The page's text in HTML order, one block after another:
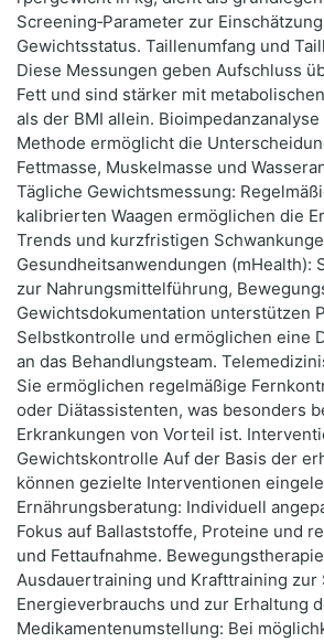
Screening‑Parameter zur
Gewichtsstatus. Taillenumfang und
Diese Messungen geben Aufschluss
Fett und sind stärker mit
als der BMI allein. Bioimpedanzanalyse
Methode ermöglicht die
Fettmasse, Muskelmasse und
Tägliche Gewichtsmessung:
kalibrierten Waagen ermöglichen die
Trends und kurzfristigen
Gesundheitsanwendungen (mHealth):
zur Nahrungsmittelführung,
Gewichtsdokumentation unterstützen
Selbstkontrolle und ermöglichen eine
an das Behandlungsteam.
Sie ermöglichen regelmäßige
oder Diätassistenten, was besonders
Erkrankungen von Vorteil ist.
Gewichtskontrolle Auf der Basis der
können gezielte Interventionen
Ernährungsberatung: Individuell
Fokus auf Ballaststoffe, Proteine und
und Fettaufnahme.
Ausdauertraining und Krafttraining zur
Energieverbrauchs und zur Erhaltung
Medikamentenumstellung: Bei